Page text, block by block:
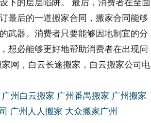
最后的一道搬家合同，搬家合同能够
武器。消费者只要能够因地制宜的分
想必能够更好地帮助消费者在出现问
网，白云长途搬家，白云搬家公司电
广州白云搬家 广州番禺搬家 广州搬家
广州人人搬家 大众搬家广州